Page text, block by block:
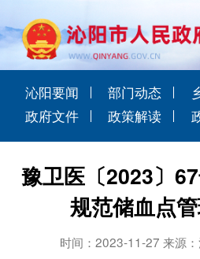
沁阳要闻 部门动态
政府文件
政策解读
豫卫医〔2023〕
规范储血点
时间：2023-11-27 来源